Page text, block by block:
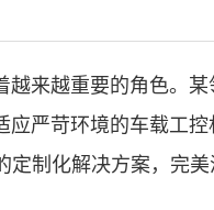
来越重要的角色。某
严苛环境的车载工
定制化解决方案，完美